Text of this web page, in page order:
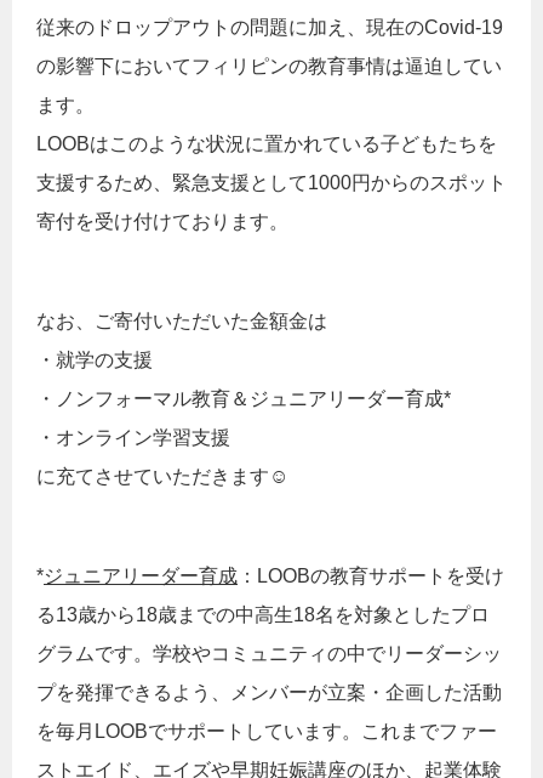
従来のドロップアウトの問題に加え、現在のCovid-19
の影響下においてフィリピンの教育事情は逼迫してい
ます。
LOOBはこのような状況に置かれている子どもたちを
支援するため、緊急支援として1000円からのスポット
寄付を受け付けております。
なお、ご寄付いただいた金額金は
・就学の支援
・ノンフォーマル教育＆ジュニアリーダー育成*
・オンライン学習支援
に充てさせていただきます☺
*ジュニアリーダー育成 ：LOOBの教育サポートを受け
る13歳から18歳までの中高生18名を対象としたプロ
グラムです。学校やコミュニティの中でリーダーシッ
プを発揮できるよう、メンバーが立案・企画した活動
を毎月LOOBでサポートしています。これまでファー
ストエイド、エイズや早期妊娠講座のほか、起業体験